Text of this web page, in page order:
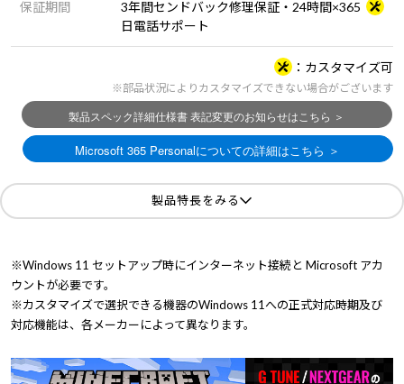
保証期間
3年間センドバック修理保証・24時間×365
日電話サポート
カスタマイズ可
※部品状況によりカスタマイズできない場合がございます
製品特長をみる
※Windows 11 セットアップ時にインターネット接続と Microsoft アカ
ウントが必要です。
※カスタマイズで選択できる機器のWindows 11への正式対応時期及び
対応機能は、各メーカーによって異なります。